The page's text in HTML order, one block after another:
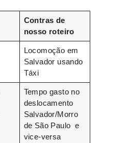
Contras de
nosso roteiro
Locomoção em
Salvador usando
Táxi
Tempo gasto no
deslocamento
Salvador/Morro
de São Paulo e
vice-versa